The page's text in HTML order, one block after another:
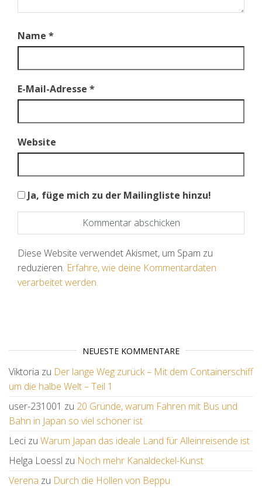
Name *
E-Mail-Adresse *
Website
Ja, füge mich zu der Mailingliste hinzu!
Diese Website verwendet Akismet, um Spam zu
reduzieren. Erfahre, wie deine Kommentardaten
verarbeitet werden.
NEUESTE KOMMENTARE
Viktoria zu Der lange Weg zurück – Mit dem Containerschiff
um die halbe Welt – Teil 1
user-231001 zu 20 Gründe, warum Fahren mit Bus und
Bahn in Japan so viel schöner ist
Leci zu Warum Japan das ideale Land für Alleinreisende ist
Helga Loessl zu Noch mehr Kanaldeckel-Kunst
Verena zu Durch die Höllen von Beppu